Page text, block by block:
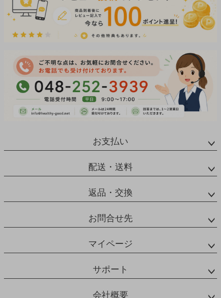
お支払い
配送・送料
返品・交換
お問合せ先
マイページ
サポート
会社概要